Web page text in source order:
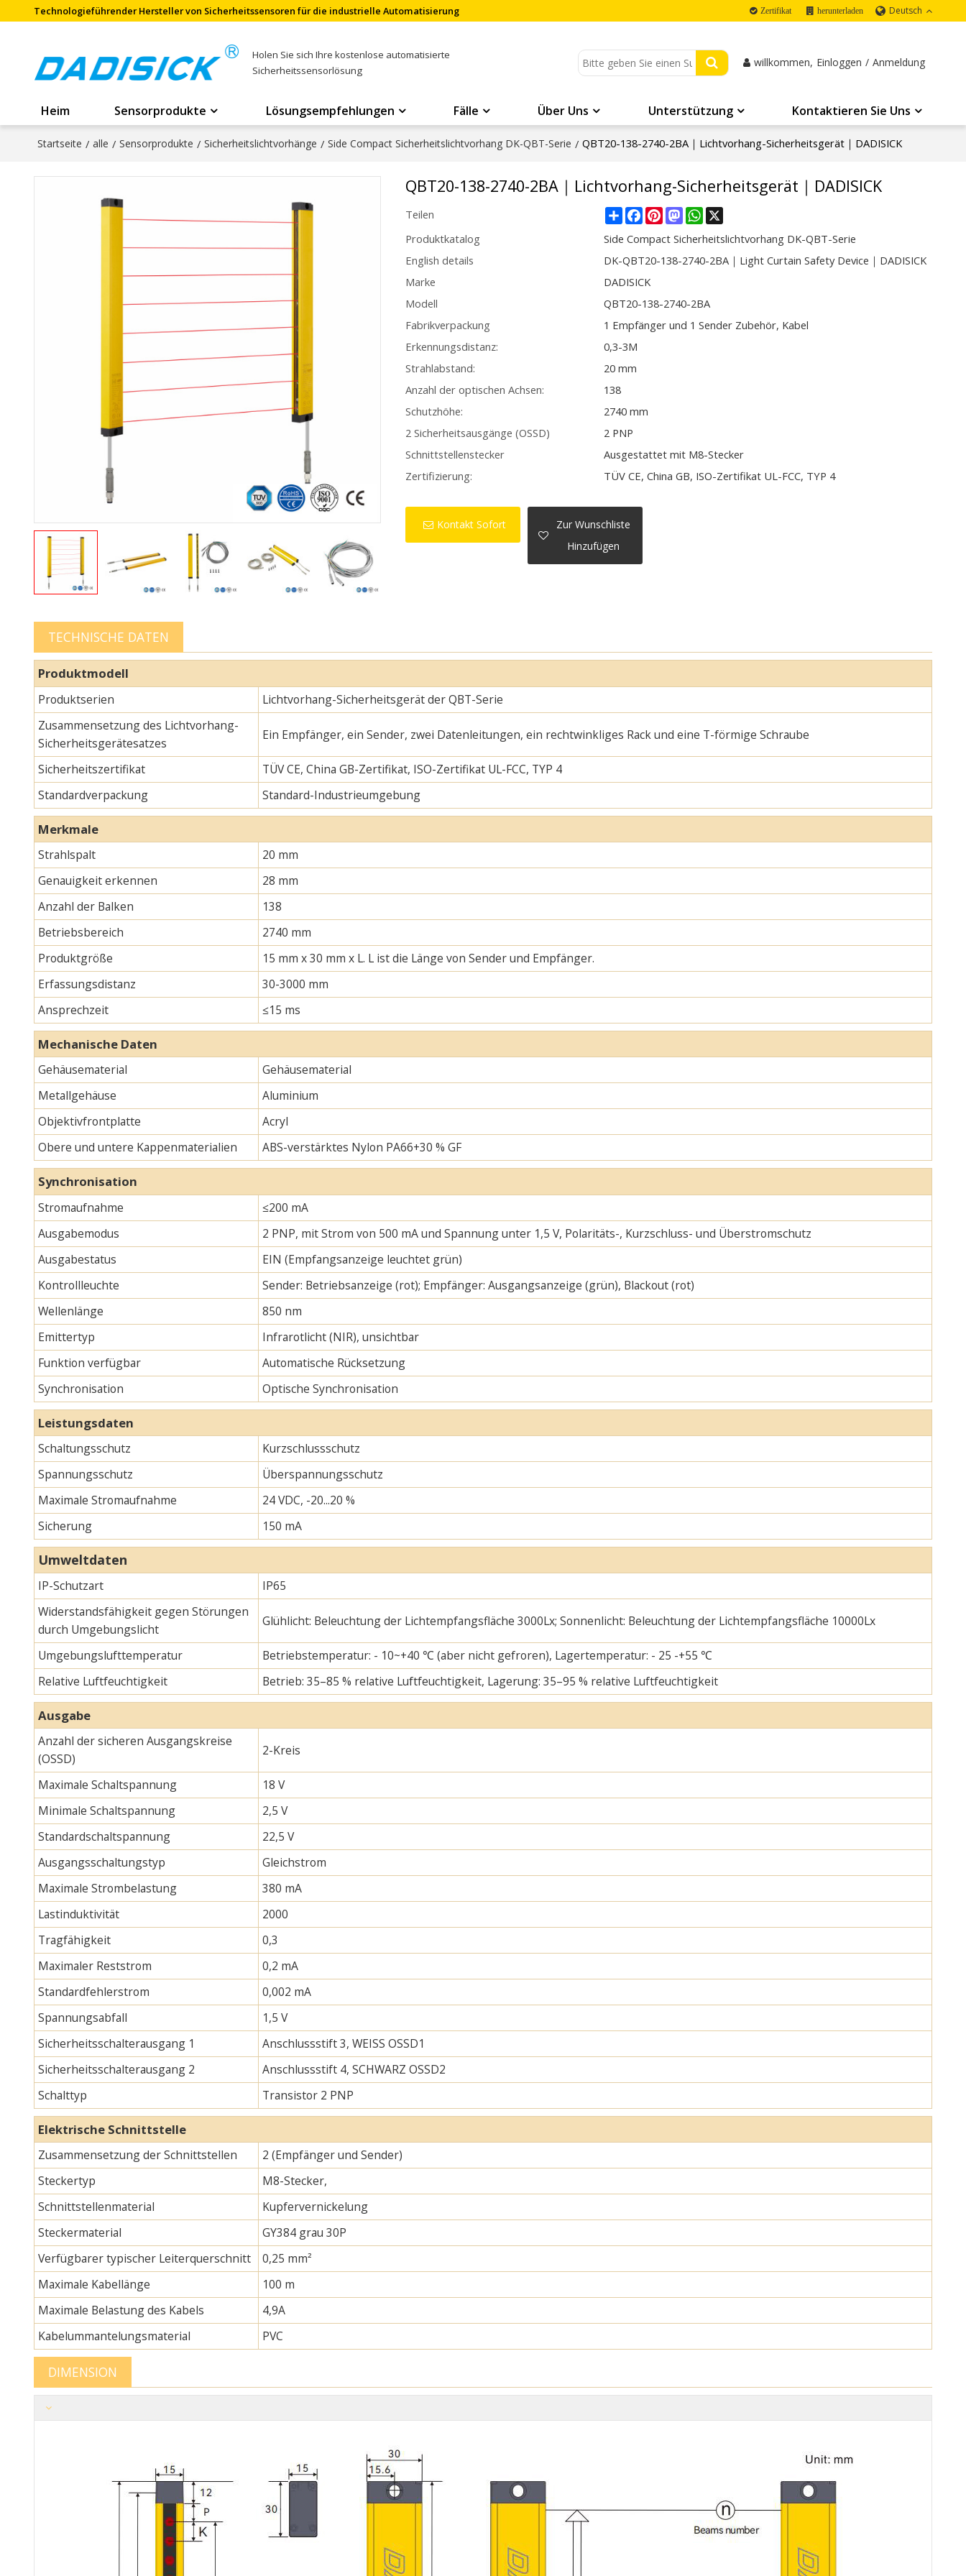
Technologieführender Hersteller von Sicherheitssensoren für die industrielle Automatisierung Zertifikat herunterladen Deutsch
Holen Sie sich Ihre kostenlose automatisierte
Sicherheitssensorlösung
willkommen, Einloggen / Anmeldung
Heim Sensorprodukte Lösungsempfehlungen Fälle Über Uns Unterstützung Kontaktieren Sie Uns
Startseite / alle / Sensorprodukte / Sicherheitslichtvorhänge / Side Compact Sicherheitslichtvorhang DK-QBT-Serie / QBT20-138-2740-2BA｜Lichtvorhang-Sicherheitsgerät｜DADISICK
QBT20-138-2740-2BA｜Lichtvorhang-Sicherheitsgerät｜DADISICK
Teilen ShareFacebook
PinterestMastodonWhatsApp
Produktkatalog
Side Compact Sicherheitslichtvorhang DK-QBT-Serie
English details
DK-QBT20-138-2740-2BA｜Light Curtain Safety Device｜DADISICK
Marke
DADISICK
Modell
QBT20-138-2740-2BA
Fabrikverpackung
1 Empfänger und 1 Sender Zubehör, Kabel
Erkennungsdistanz:
0,3-3M
Strahlabstand:
20 mm
Anzahl der optischen Achsen:
138
Schutzhöhe:
2740 mm
2 Sicherheitsausgänge (OSSD)
2 PNP
Schnittstellenstecker
Ausgestattet mit M8-Stecker
Zertifizierung:
TÜV CE, China GB, ISO-Zertifikat UL-FCC, TYP 4
Kontakt Sofort
Zur Wunschliste
Hinzufügen
TECHNISCHE DATEN
Produktmodell
Produktserien
Lichtvorhang-Sicherheitsgerät der QBT-Serie
Zusammensetzung des Lichtvorhang-
Sicherheitsgerätesatzes
Ein Empfänger, ein Sender, zwei Datenleitungen, ein rechtwinkliges Rack und eine T-förmige Schraube
Sicherheitszertifikat
TÜV CE, China GB-Zertifikat, ISO-Zertifikat UL-FCC, TYP 4
Standardverpackung
Standard-Industrieumgebung
Merkmale
Strahlspalt
20 mm
Genauigkeit erkennen
28 mm
Anzahl der Balken
138
Betriebsbereich
2740 mm
Produktgröße
15 mm x 30 mm x L. L ist die Länge von Sender und Empfänger.
Erfassungsdistanz
30-3000 mm
Ansprechzeit
≤15 ms
Mechanische Daten
Gehäusematerial
Gehäusematerial
Metallgehäuse
Aluminium
Objektivfrontplatte
Acryl
Obere und untere Kappenmaterialien
ABS-verstärktes Nylon PA66+30 % GF
Synchronisation
Stromaufnahme
≤200 mA
Ausgabemodus
2 PNP, mit Strom von 500 mA und Spannung unter 1,5 V, Polaritäts-, Kurzschluss- und Überstromschutz
Ausgabestatus
EIN (Empfangsanzeige leuchtet grün)
Kontrollleuchte
Sender: Betriebsanzeige (rot); Empfänger: Ausgangsanzeige (grün), Blackout (rot)
Wellenlänge
850 nm
Emittertyp
Infrarotlicht (NIR), unsichtbar
Funktion verfügbar
Automatische Rücksetzung
Synchronisation
Optische Synchronisation
Leistungsdaten
Schaltungsschutz
Kurzschlussschutz
Spannungsschutz
Überspannungsschutz
Maximale Stromaufnahme
24 VDC, -20...20 %
Sicherung
150 mA
Umweltdaten
IP-Schutzart
IP65
Widerstandsfähigkeit gegen Störungen
durch Umgebungslicht
Glühlicht: Beleuchtung der Lichtempfangsfläche 3000Lx; Sonnenlicht: Beleuchtung der Lichtempfangsfläche 10000Lx
Umgebungslufttemperatur
Betriebstemperatur: - 10~+40 ℃ (aber nicht gefroren), Lagertemperatur: - 25 -+55 ℃
Relative Luftfeuchtigkeit
Betrieb: 35–85 % relative Luftfeuchtigkeit, Lagerung: 35–95 % relative Luftfeuchtigkeit
Ausgabe
Anzahl der sicheren Ausgangskreise
(OSSD)
2-Kreis
Maximale Schaltspannung
18 V
Minimale Schaltspannung
2,5 V
Standardschaltspannung
22,5 V
Ausgangsschaltungstyp
Gleichstrom
Maximale Strombelastung
380 mA
Lastinduktivität
2000
Tragfähigkeit
0,3
Maximaler Reststrom
0,2 mA
Standardfehlerstrom
0,002 mA
Spannungsabfall
1,5 V
Sicherheitsschalterausgang 1
Anschlussstift 3, WEISS OSSD1
Sicherheitsschalterausgang 2
Anschlussstift 4, SCHWARZ OSSD2
Schalttyp
Transistor 2 PNP
Elektrische Schnittstelle
Zusammensetzung der Schnittstellen
2 (Empfänger und Sender)
Steckertyp
M8-Stecker,
Schnittstellenmaterial
Kupfervernickelung
Steckermaterial
GY384 grau 30P
Verfügbarer typischer Leiterquerschnitt
0,25 mm²
Maximale Kabellänge
100 m
Maximale Belastung des Kabels
4,9A
Kabelummantelungsmaterial
PVC
DIMENSION